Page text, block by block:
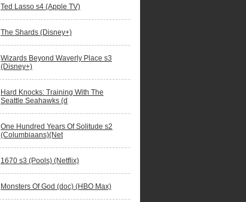
Ted Lasso s4 (Apple TV)
The Shards (Disney+)
Wizards Beyond Waverly Place s3
(Disney+)
Hard Knocks: Training With The
Seattle Seahawks (d
One Hundred Years Of Solitude s2
(Columbiaans)(Net
1670 s3 (Pools) (Netflix)
Monsters Of God (doc) (HBO Max)